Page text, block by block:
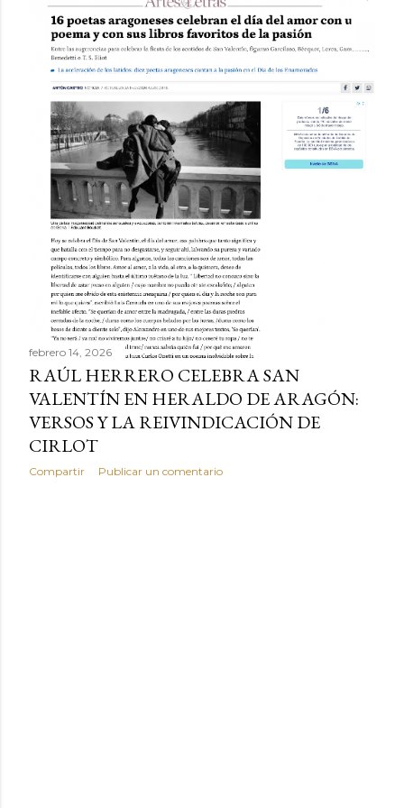
febrero 14, 2026
RAÚL HERRERO CELEBRA SAN
VALENTÍN EN HERALDO DE ARAGÓN:
VERSOS Y LA REIVINDICACIÓN DE
CIRLOT
Compartir Publicar un comentario